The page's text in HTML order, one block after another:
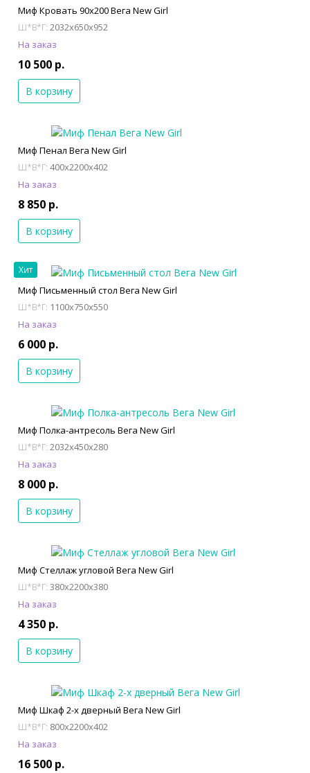
Миф Кровать 90х200 Вега New Girl
Ш*В*Г: 2032x650x952
На заказ
10 500 р.
В корзину
Миф Пенал Вега New Girl
Ш*В*Г: 400x2200x402
На заказ
8 850 р.
В корзину
Хит
Миф Письменный стол Вега New Girl
Ш*В*Г: 1100x750x550
На заказ
6 000 р.
В корзину
Миф Полка-антресоль Вега New Girl
Ш*В*Г: 2032x450x280
На заказ
8 000 р.
В корзину
Миф Стеллаж угловой Вега New Girl
Ш*В*Г: 380x2200x380
На заказ
4 350 р.
В корзину
Миф Шкаф 2-х дверный Вега New Girl
Ш*В*Г: 800x2200x402
На заказ
16 500 р.